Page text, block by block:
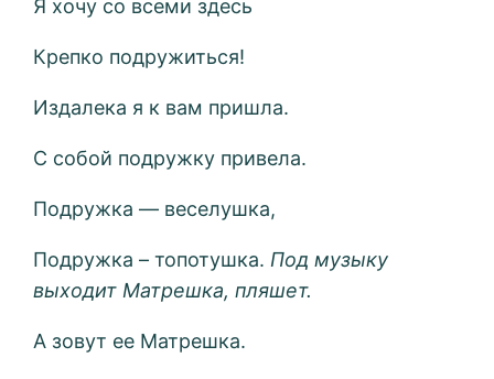
Я хочу со всеми здесь
Крепко подружиться!
Издалека я к вам пришла.
С собой подружку привела.
Подружка — веселушка,
Подружка – топотушка. Под музыку
выходит Матрешка, пляшет.
А зовут ее Матрешка.